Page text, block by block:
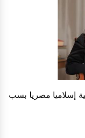
إسلاميا مصريا بسب